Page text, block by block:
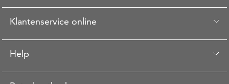
Klantenservice online
Help